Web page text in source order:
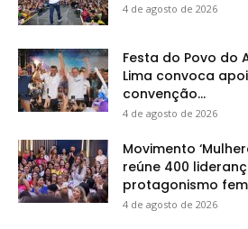
4 de agosto de 2026
Festa do Povo do
Lima convoca
convenção...
4 de agosto de 2026
Movimento
reúne 400
protagonismo
4 de agosto de 2026